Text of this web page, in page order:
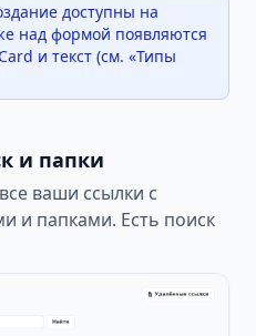
доступны на
над формой появляются
и текст (см. «Типы
и папки
ваши ссылки с
и папками. Есть поиск